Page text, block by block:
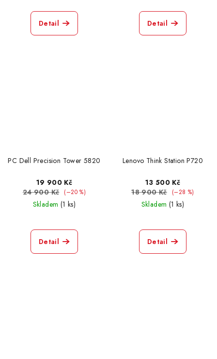
Detail Detail
PC Dell Precision Tower 5820
19 900 Kč
24 900 Kč (–20 %)
Skladem (1 ks)
Detail
Lenovo Think Station P720
13 500 Kč
18 900 Kč
(–28 %)
Skladem (1 ks)
Detail